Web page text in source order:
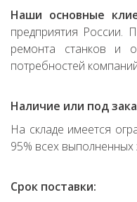
Наши основные
предприятия России.
ремонта станков и
потребностей
Наличие или под
На складе имеется
95% всех выполненных
Срок поставки: